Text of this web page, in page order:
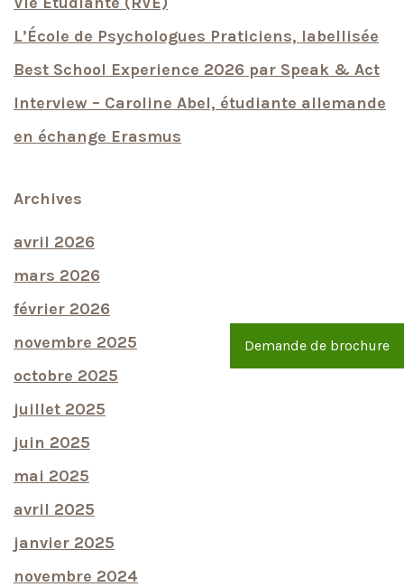
L’École de Psychologues Praticiens, labellisée
Best School Experience 2026 par Speak & Act
Interview – Caroline Abel, étudiante allemande
en échange Erasmus
Archives
avril 2026
mars 2026
février 2026
novembre 2025
octobre 2025
juillet 2025
juin 2025
mai 2025
avril 2025
janvier 2025
novembre 2024
Demande de brochure